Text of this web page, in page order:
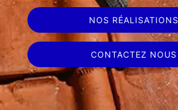
NOS RÉALISATIONS
CONTACTEZ NOUS